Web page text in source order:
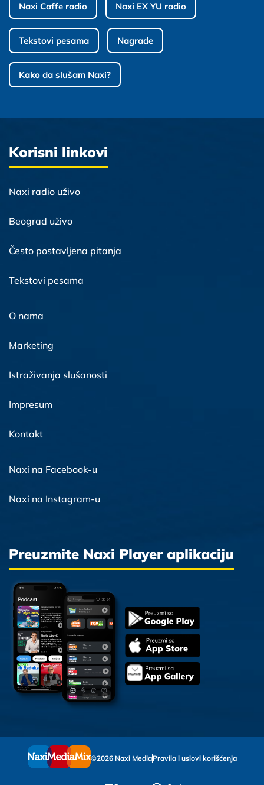
Naxi Caffe radio Naxi EX YU radio
Tekstovi pesama Nagrade
Kako da slušam Naxi?
Korisni linkovi
Naxi radio uživo
Beograd uživo
Često postavljena pitanja
Tekstovi pesama
O nama
Marketing
Istraživanja slušanosti
Impresum
Kontakt
Naxi na Facebook-u
Naxi na Instagram-u
Preuzmite Naxi Player aplikaciju
©2026 Naxi MediaPravila i uslovi korišćenja